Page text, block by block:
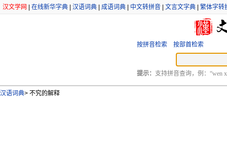
汉文学网 在线新华字典 汉语词典 成语词典 中文转拼音 文言文字典 繁体字转
按拼音检索 按部首检索
提示： 支持拼音查询，例：“wen
汉语词典> 不究的解释